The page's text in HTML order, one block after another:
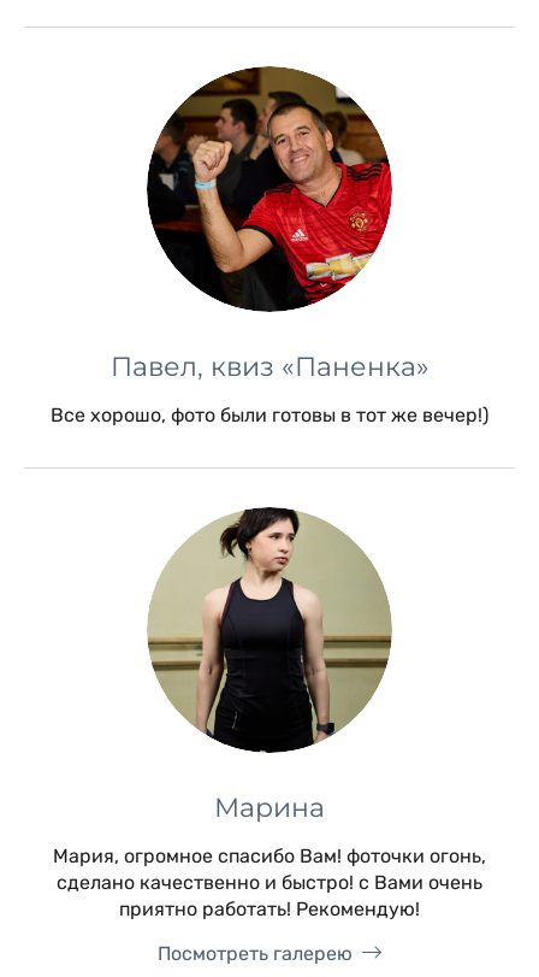
Павел, квиз «Паненка»
Все хорошо, фото были готовы в тот же вечер!)
Марина
Мария, огромное спасибо Вам! фоточки огонь,
сделано качественно и быстро! с Вами очень
приятно работать! Рекомендую!
Посмотреть галерею